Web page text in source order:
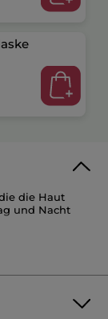
die Haut
und Nacht
sorgt für eine
spendet sie